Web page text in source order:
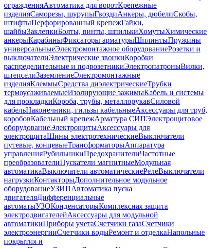
огражденияАвтоматика для воротКрепежные
изделияСаморезы, шурупыГвоздиАнкеры, дюбелиСкобы,
штифтыПерфорированный крепежГайки,
шайбыЗаклепкиБолты, винты, шпилькиХомутыХимические
анкерыКарабиныФиксаторы арматурыШплинтыПружины
универсальныеЭлектромонтажное оборудованиеРозетки и
выключателиЭлектрические звонкиКоробки
распределительные и подрозетникиЭлектропатроныВилки,
штепселиЗаземлениеЭлектромонтажные
изделияКлеммыСредства диэлектрическиеТрубки
термоусаживаемыеИзолирующие зажимыКабель и системы
для прокладкиКороба, трубы, металлорукавСиловой
кабельНаконечники, гильзы кабельныеАксессуары для труб,
коробовКабельный крепежАрматура СИПЭлектрощитовое
оборудованиеЭлектрощитыАксессуары для
электрощитаШины электротехническиеВыключатели
путевые, концевыеТрансформаторыАппаратура
управленияРубильникиПредохранителиЧастотные
преобразователиПускатели магнитныеМодульная
автоматикаВыключатели автоматическиеРелеВыключатели
нагрузкиКонтакторыДополнительное модульное
оборудованиеУЗИПАвтоматика пуска
двигателяДифференциальные
автоматыУЗОКонденсаторыКомплексная защита
электродвигателейАксессуары для модульной
автоматикиПриборы учетаСчетчики газаСчетчики
электроэнергииСчетчики водыРемонт и отделкаНапольные
покрытия и